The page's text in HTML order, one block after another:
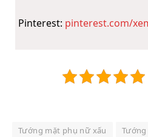
Pinterest: pinterest.com/
Tướng mặt phụ nữ xấu